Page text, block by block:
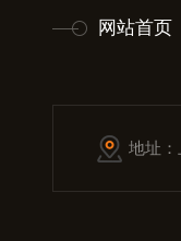
网站首页
地址